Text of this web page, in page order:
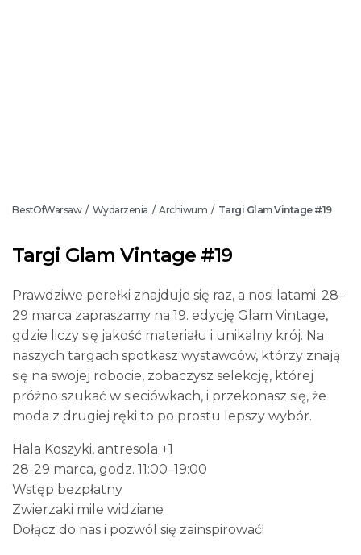
BestOfWarsaw / Wydarzenia / Archiwum / Targi Glam Vintage #19
Targi Glam Vintage #19
Prawdziwe perełki znajduje się raz, a nosi latami. 28–
29 marca zapraszamy na 19. edycję Glam Vintage,
gdzie liczy się jakość materiału i unikalny krój. Na
naszych targach spotkasz wystawców, którzy znają
się na swojej robocie, zobaczysz selekcję, której
próżno szukać w sieciówkach, i przekonasz się, że
moda z drugiej ręki to po prostu lepszy wybór.
Hala Koszyki, antresola +1
28-29 marca, godz. 11:00–19:00
Wstęp bezpłatny
Zwierzaki mile widziane
Dołącz do nas i pozwól się zainspirować!